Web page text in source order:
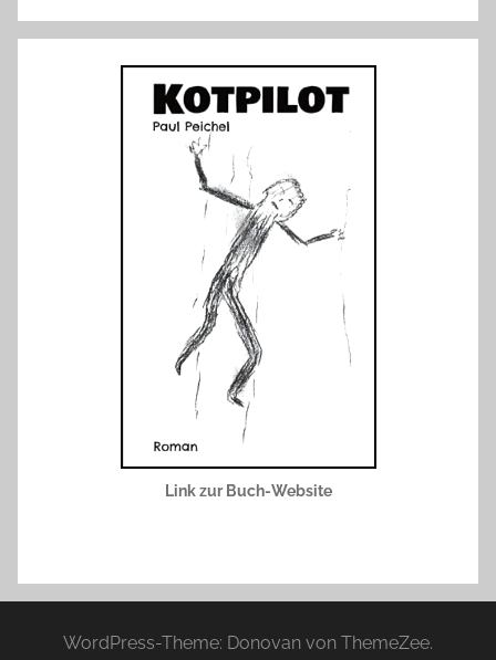
Link zur Buch-Website
WordPress-Theme: Donovan von ThemeZee.